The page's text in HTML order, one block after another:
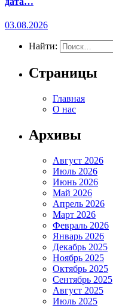
03.08.2026
Найти:
Страницы
Главная
О нас
Архивы
Август 2026
Июль 2026
Июнь 2026
Май 2026
Апрель 2026
Март 2026
Февраль 2026
Январь 2026
Декабрь 2025
Ноябрь 2025
Октябрь 2025
Сентябрь 2025
Август 2025
Июль 2025